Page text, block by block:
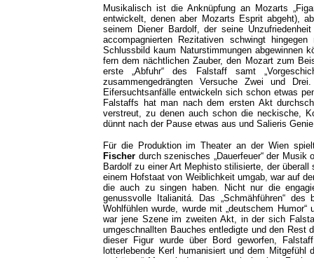
Musikalisch ist die Anknüpfung an Mozarts
entwickelt, denen aber Mozarts Esprit abgeht),
seinem Diener Bardolf, der seine
accompagnierten Rezitativen schwingt
Schlussbild kaum Naturstimmungen abgewinnen
fern dem nächtlichen Zauber, den Mozart zum
erste „Abfuhr“ des Falstaff samt
zusammengedrängten Versuche Zwei und
Eifersuchtsanfälle entwickeln sich schon etwas
Falstaffs hat man nach dem ersten Akt
verstreut, zu denen auch schon die neckische,
dünnt nach der Pause etwas aus und Salieris
Für die Produktion im Theater an der Wien
Fischer durch szenisches „Dauerfeuer“ der
Bardolf zu einer Art Mephisto stilisierte, der
einem Hofstaat von Weiblichkeit umgab, war auf
die auch zu singen haben.
Nicht nur die
genussvolle Italianitá. Das „Schmähführen“
Wohlfühlen wurde, wurde mit „deutschem
war jene Szene im zweiten Akt, in der sich
umgeschnallten Bauches entledigte und den Rest
dieser Figur wurde über Bord geworfen,
lotterlebende Kerl humanisiert und dem